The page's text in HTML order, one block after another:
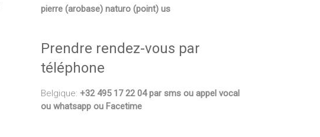
pierre (arobase) naturo (point) us
Prendre rendez-vous par
téléphone
Belgique: +32 495 17 22 04 par sms ou appel vocal
ou whatsapp ou Facetime